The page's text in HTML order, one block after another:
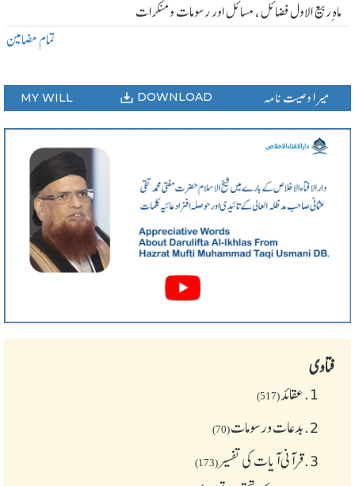
ماہ ِربیع الاول فضائل ، مسائل اور رسومات و منکرات
تمام مضامین
MY WILL DOWNLOAD میرا وصیت نامہ
فتاوی
1. عقائد(517)
2. بدعات و رسومات(70)
3. قرآنی آیات کی تفسیر(173)